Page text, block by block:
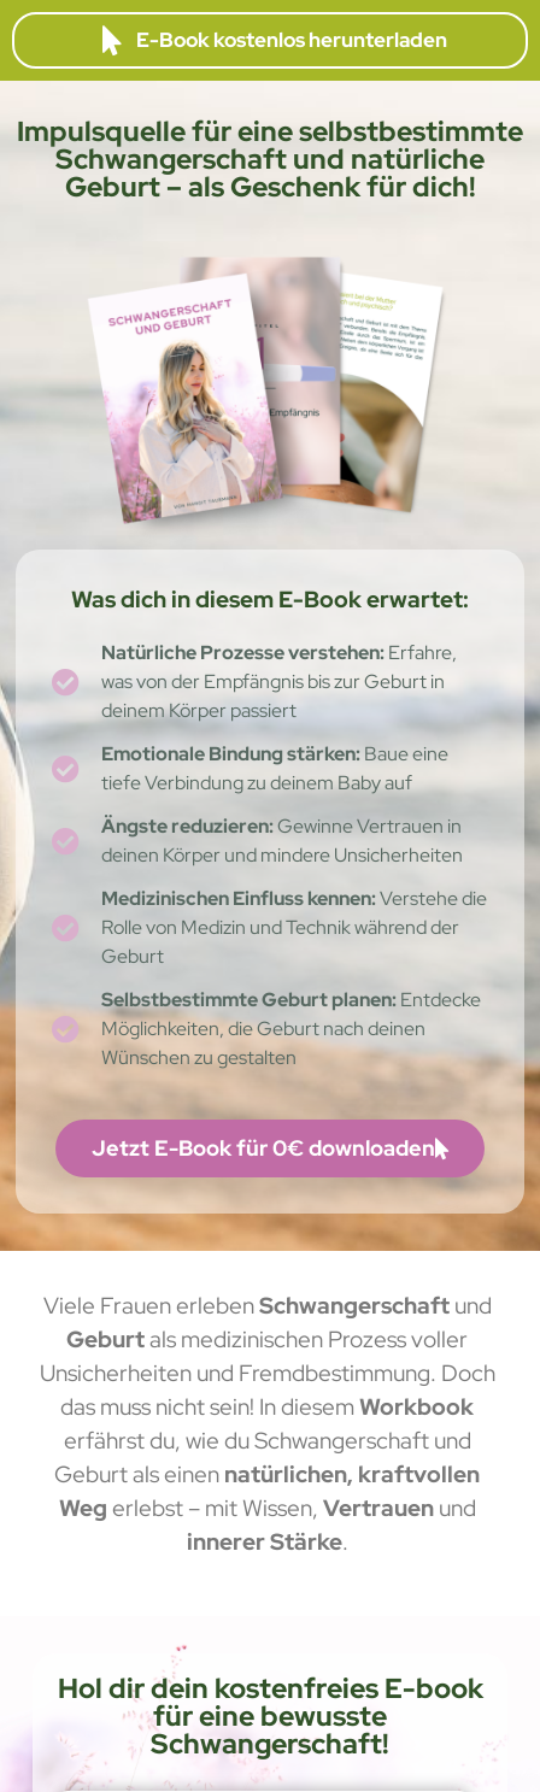
E-Book kostenlos herunterladen
Impulsquelle für eine selbstbestimmte
Schwangerschaft und natürliche
Geburt – als Geschenk für dich!
Was dich in diesem E-Book erwartet:
Natürliche Prozesse verstehen:Erfahre,
was von der Empfängnis bis zur Geburt in
deinem Körper passiert
Emotionale Bindung stärken:Baue eine
tiefe Verbindung zu deinem Baby auf
Ängste reduzieren:Gewinne Vertrauen in
deinen Körper und mindere Unsicherheiten
Medizinischen Einfluss kennen:Verstehe die
Rolle von Medizin und Technik während der
Geburt
Selbstbestimmte Geburt planen:Entdecke
Möglichkeiten, die Geburt nach deinen
Wünschen zu gestalten
Jetzt E-Book für 0€ downloaden
Viele Frauen erlebenSchwangerschaftund
Geburtals medizinischen Prozess voller
Unsicherheiten und Fremdbestimmung. Doch
das muss nicht sein! In diesemWorkbook
erfährst du, wie du Schwangerschaft und
Geburt als einen natürlichen, kraftvollen
Weg erlebst – mit Wissen, Vertrauenund
innerer Stärke.
Hol dir dein kostenfreies E-book
für eine bewusste
Schwangerschaft!